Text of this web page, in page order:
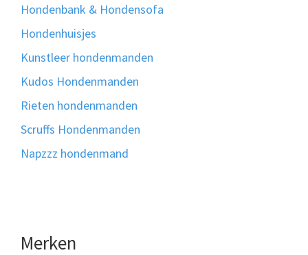
Hondenbank & Hondensofa
Hondenhuisjes
Kunstleer hondenmanden
Kudos Hondenmanden
Rieten hondenmanden
Scruffs Hondenmanden
Napzzz hondenmand
Merken